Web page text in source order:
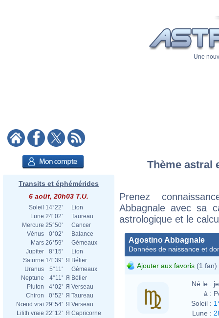
Une
Transits et éphémérides
6 août, 20h03 T.U.
Soleil 14°22'
Lion
Lune 24°02'
Taureau
Mercure 25°50'
Cancer
Vénus
0°02'
Balance
Mars 26°59'
Gémeaux
Jupiter
8°15'
Lion
Saturne 14°39' Я Bélier
Uranus
5°11'
Gémeaux
Neptune
4°11' Я Bélier
Pluton
4°02' Я Verseau
Chiron
0°52' Я Taureau
Nœud vrai 29°54' Я Verseau
Lilith vraie 22°12' Я Capricorne
Thème astral
Prenez
Abbagnale avec sa
astrologique et le
Agostino Abbagnale
Données de naissance et
Ajouter aux favoris (1 fan)
Né le :
à :
Soleil :
Lune :